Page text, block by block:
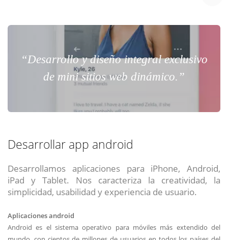
“Desarrollo y diseño integral exclusivo
de mini sitios web dinámico.”
Desarrollar app android
Desarrollamos aplicaciones para iPhone, Android,
iPad y Tablet. Nos caracteriza la creatividad, la
simplicidad, usabilidad y experiencia de usuario.
Aplicaciones android
Android es el sistema operativo para móviles más extendido del